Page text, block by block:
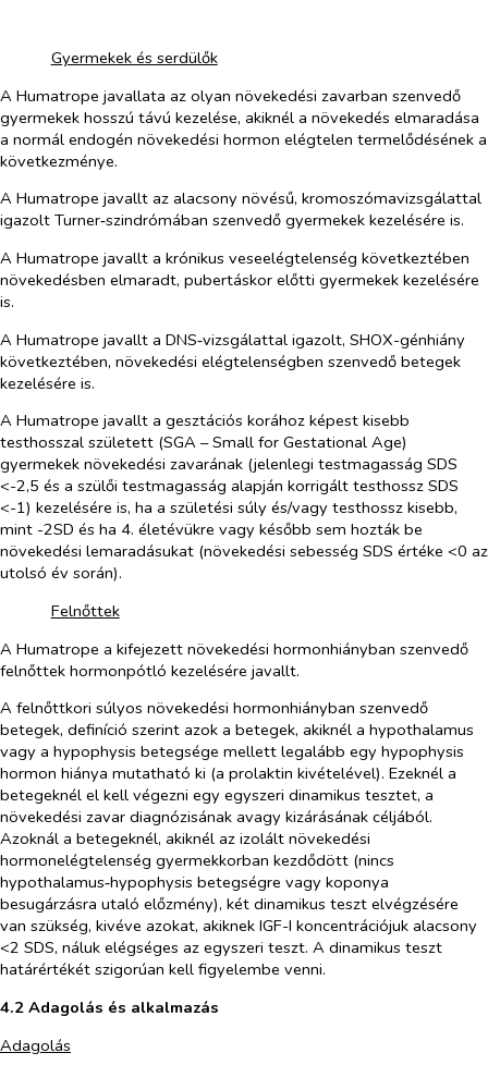
Gyermekek és serdülők
A Humatrope javallata az olyan növekedési zavarban szenvedő
gyermekek hosszú távú kezelése, akiknél a növekedés elmaradása
a normál endogén növekedési hormon elégtelen termelődésének a
következménye.
A Humatrope javallt az alacsony növésű, kromoszómavizsgálattal
igazolt Turner‑szindrómában szenvedő gyermekek kezelésére is.
A Humatrope javallt a krónikus veseelégtelenség következtében
növekedésben elmaradt, pubertáskor előtti gyermekek kezelésére
is.
A Humatrope javallt a DNS‑vizsgálattal igazolt, SHOX-génhiány
következtében, növekedési elégtelenségben szenvedő betegek
kezelésére is.
A Humatrope javallt a gesztációs korához képest kisebb
testhosszal született (SGA – Small for Gestational Age)
gyermekek növekedési zavarának (jelenlegi testmagasság SDS
<-2,5 és a szülői testmagasság alapján korrigált testhossz SDS
<-1) kezelésére is, ha a születési súly és/vagy testhossz kisebb,
mint -2SD és ha 4. életévükre vagy később sem hozták be
növekedési lemaradásukat (növekedési sebesség SDS értéke <0 az
utolsó év során).
Felnőttek
A Humatrope a kifejezett növekedési hormonhiányban szenvedő
felnőttek hormonpótló kezelésére javallt.
A felnőttkori súlyos növekedési hormonhiányban szenvedő
betegek, definíció szerint azok a betegek, akiknél a hypothalamus
vagy a hypophysis betegsége mellett legalább egy hypophysis
hormon hiánya mutatható ki (a prolaktin kivételével). Ezeknél a
betegeknél el kell végezni egy egyszeri dinamikus tesztet, a
növekedési zavar diagnózisának avagy kizárásának céljából.
Azoknál a betegeknél, akiknél az izolált növekedési
hormonelégtelenség gyermekkorban kezdődött (nincs
hypothalamus‑hypophysis betegségre vagy koponya
besugárzásra utaló előzmény), két dinamikus teszt elvégzésére
van szükség, kivéve azokat, akiknek IGF-I koncentrációjuk alacsony
<2 SDS, náluk elégséges az egyszeri teszt. A dinamikus teszt
határértékét szigorúan kell figyelembe venni.
4.2 Adagolás és alkalmazás
Adagolás